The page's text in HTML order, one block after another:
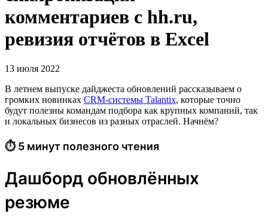
комментариев с hh.ru,
ревизия отчётов в Excel
13 июля 2022
В летнем выпуске дайджеста обновлений рассказываем о
громких новинках CRM-системы Talantix, которые точно
будут полезны командам подбора как крупных компаний, так
и локальных бизнесов из разных отраслей. Начнём?
⏱ 5 минут полезного чтения
Дашборд обновлённых
резюме